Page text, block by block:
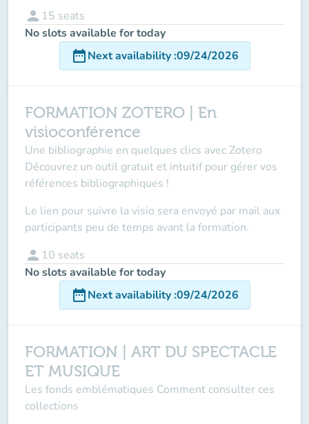
person 15 seats
No slots available for today
date_rangeNext availability:09/24/2026
FORMATION ZOTERO | En
visioconférence
Une bibliographie en quelques clics avec Zotero
Découvrez un outil gratuit et intuitif pour gérer vos
références bibliographiques !
Le lien pour suivre la visio sera envoyé par mail aux
participants peu de temps avant la formation.
person 10 seats
No slots available for today
date_rangeNext availability:09/24/2026
FORMATION | ART DU SPECTACLE
ET MUSIQUE
Les fonds emblématiques Comment consulter ces
collections